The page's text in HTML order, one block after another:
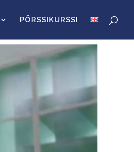
PÖRSSIKURSSI